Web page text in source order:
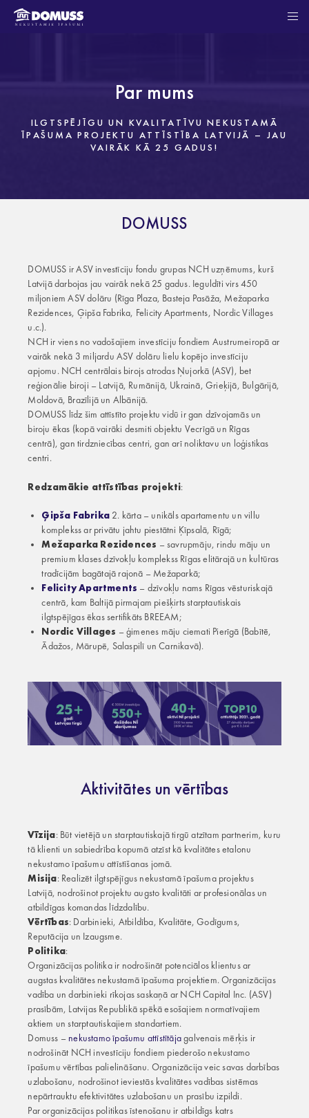
Par mums
ILGTSPĒJĪGU UN KVALITATĪVU NEKUSTAMĀ
ĪPAŠUMA PROJEKTU ATTĪSTĪBA LATVIJĀ – JAU
VAIRĀK KĀ 25 GADUS!
DOMUSS
DOMUSS ir ASV investīciju fondu grupas NCH uzņēmums, kurš
Latvijā darbojas jau vairāk nekā 25 gadus. Ieguldīti virs 450
miljoniem ASV dolāru (Rīga Plaza, Basteja Pasāža, Mežaparka
Rezidences, Ģipša Fabrika, Felicity Apartments, Nordic Villages
u.c.).
NCH ir viens no vadošajiem investīciju fondiem Austrumeiropā ar
vairāk nekā 3 miljardu ASV dolāru lielu kopējo investīciju
apjomu. NCH centrālais birojs atrodas Ņujorkā (ASV), bet
reģionālie biroji – Latvijā, Rumānijā, Ukrainā, Grieķijā, Bulgārijā,
Moldovā, Brazīlijā un Albānijā.
DOMUSS līdz šim attīstīto projektu vidū ir gan dzīvojamās un
biroju ēkas (kopā vairāki desmiti objektu Vecrīgā un Rīgas
centrā), gan tirdzniecības centri, gan arī noliktavu un loģistikas
centri.
Redzamākie attīstības projekti:
Ģipša Fabrika2. kārta – unikāls apartamentu un villu
komplekss ar privātu jahtu piestātni Ķīpsalā, Rīgā;
Mežaparka Rezidences – savrupmāju, rindu māju un
premium klases dzīvokļu komplekss Rīgas elitārajā un kultūras
tradīcijām bagātajā rajonā – Mežaparkā;
Felicity Apartments – dzīvokļu nams Rīgas vēsturiskajā
centrā, kam Baltijā pirmajam piešķirts starptautiskais
ilgtspējīgas ēkas sertifikāts BREEAM;
Nordic Villages – ģimenes māju ciemati Pierīgā (Babītē,
Ādažos, Mārupē, Salaspilī un Carnikavā).
Aktivitātes un vērtības
Vīzija: Būt vietējā un starptautiskajā tirgū atzītam partnerim, kuru
tā klienti un sabiedrība kopumā atzīst kā kvalitātes etalonu
nekustamo īpašumu attīstīšanas jomā.
Misija: Realizēt ilgtspējīgus nekustamā īpašuma projektus
Latvijā, nodrošinot projektu augsto kvalitāti ar profesionālas un
atbildīgas komandas līdzdalību.
Vērtības: Darbinieki, Atbildība, Kvalitāte, Godīgums,
Reputācija un Izaugsme.
Politika:
Organizācijas politika ir nodrošināt potenciālos klientus ar
augstas kvalitātes nekustamā īpašuma projektiem. Organizācijas
vadība un darbinieki rīkojas saskaņā ar NCH Capital Inc. (ASV)
prasībām, Latvijas Republikā spēkā esošajiem normatīvajiem
aktiem un starptautiskajiem standartiem.
Domuss – nekustamo īpašumu attīstītājagalvenais mērķis ir
nodrošināt NCH investīciju fondiem piederošo nekustamo
īpašumu vērtības palielināšanu. Organizācija veic savas darbības
uzlabošanu, nodrošinot ieviestās kvalitātes vadības sistēmas
nepārtrauktu efektivitātes uzlabošanu un prasību izpildi.
Par organizācijas politikas īstenošanu ir atbildīgs katrs